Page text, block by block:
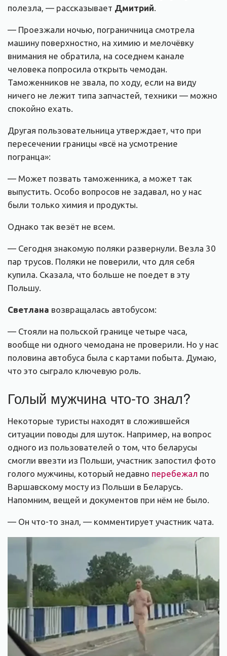
полезла, — рассказывает Дмитрий.
— Проезжали ночью, пограничница смотрела
машину поверхностно, на химию и мелочёвку
внимания не обратила, на соседнем канале
человека попросила открыть чемодан.
Таможенников не звала, по ходу, если на виду
ничего не лежит типа запчастей, техники — можно
спокойно ехать.
Другая пользовательница утверждает, что при
пересечении границы «всё на усмотрение
погранца»:
— Может позвать таможенника, а может так
выпустить. Особо вопросов не задавал, но у нас
были только химия и продукты.
Однако так везёт не всем.
— Сегодня знакомую поляки развернули. Везла 30
пар трусов. Поляки не поверили, что для себя
купила. Сказала, что больше не поедет в эту
Польшу.
Светлана возвращалась автобусом:
— Стояли на польской границе четыре часа,
вообще ни одного чемодана не проверили. Но у нас
половина автобуса была с картами побыта. Думаю,
что это сыграло ключевую роль.
Голый мужчина что-то знал?
Некоторые туристы находят в сложившейся
ситуации поводы для шуток. Например, на вопрос
одного из пользователей о том, что беларусы
смогли ввезти из Польши, участник запостил фото
голого мужчины, который недавно перебежал по
Варшавскому мосту из Польши в Беларусь.
Напомним, вещей и документов при нём не было.
— Он что-то знал, — комментирует участник чата.